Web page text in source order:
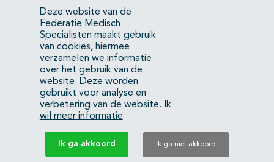
Mercatorlaan 1200
3528 BL Utrecht
(088) 505 34 34
info@richtlijnendatabase.nl
YouTubeLinkedIn
KvK Federatie Medisch Specialisten:40483480
Privacyverklaring
Deze website van de
Federatie Medisch
Specialisten maakt gebruik
van cookies, hiermee
verzamelen we informatie
over het gebruik van de
website. Deze worden
gebruikt voor analyse en
verbetering van de website.
Ik
wil meer informatie
Ik ga akkoord Ik ga niet akkoord